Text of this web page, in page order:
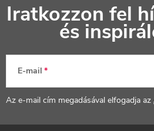
á
é
Iratkozzon fel
és
E-mail
Az e-mail cím megadásával elfogadja az